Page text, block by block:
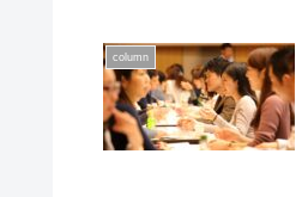
column